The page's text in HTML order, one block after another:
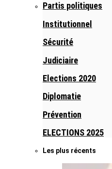
Partis politiques
Institutionnel
Sécurité
Judiciaire
Elections 2020
Diplomatie
Prévention
ELECTIONS 2025
Les plus récents